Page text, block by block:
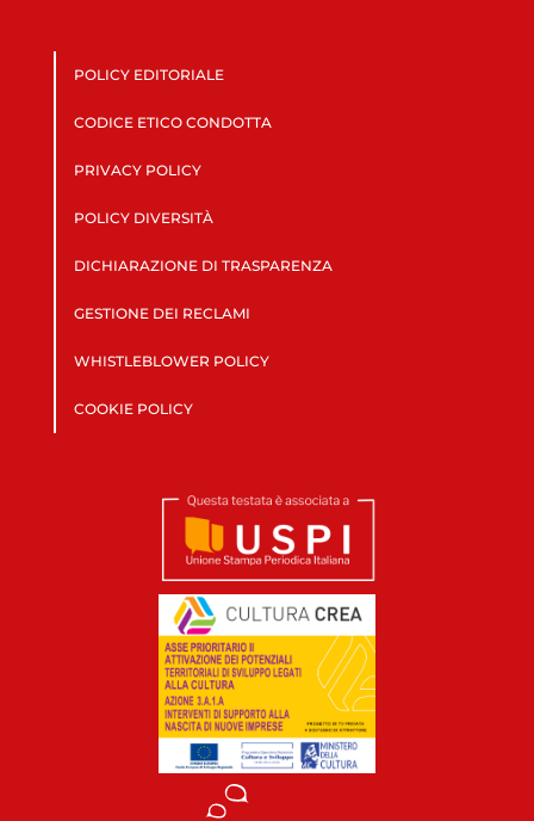
POLICY EDITORIALE
CODICE ETICO CONDOTTA
PRIVACY POLICY
POLICY DIVERSITÀ
DICHIARAZIONE DI TRASPARENZA
GESTIONE DEI RECLAMI
WHISTLEBLOWER POLICY
COOKIE POLICY